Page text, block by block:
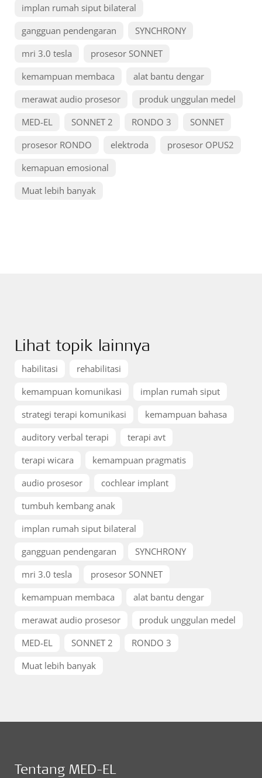
implan rumah siput bilateral
gangguan pendengaran
SYNCHRONY
mri 3.0 tesla
prosesor SONNET
kemampuan membaca
alat bantu dengar
merawat audio prosesor
produk unggulan medel
MED-EL
SONNET 2 RONDO 3
SONNET
prosesor RONDO
elektroda
prosesor OPUS2
kemapuan emosional
Muat lebih banyak
Lihat topik lainnya
habilitasi
rehabilitasi
kemampuan komunikasi
implan rumah siput
strategi terapi komunikasi
kemampuan bahasa
auditory verbal terapi
terapi avt
terapi wicara
kemampuan pragmatis
audio prosesor
cochlear implant
tumbuh kembang anak
implan rumah siput bilateral
gangguan pendengaran
SYNCHRONY
mri 3.0 tesla
prosesor SONNET
kemampuan membaca
alat bantu dengar
merawat audio prosesor
produk unggulan medel
MED-EL
SONNET 2
RONDO 3
Muat lebih banyak
Tentang MED-EL